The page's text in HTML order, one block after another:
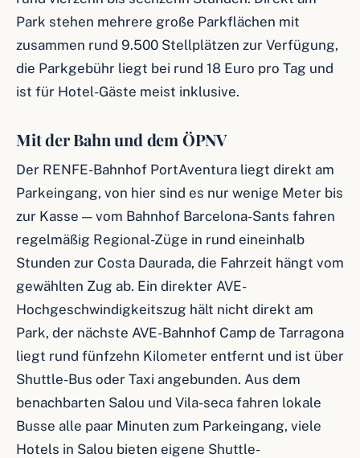
Park stehen mehrere große Parkflächen mit
zusammen rund 9.500 Stellplätzen zur Verfügung,
die Parkgebühr liegt bei rund 18 Euro pro Tag und
ist für Hotel-Gäste meist inklusive.
Mit der Bahn und dem ÖPNV
Der RENFE-Bahnhof PortAventura liegt direkt am
Parkeingang, von hier sind es nur wenige Meter bis
zur Kasse — vom Bahnhof Barcelona-Sants fahren
regelmäßig Regional-Züge in rund eineinhalb
Stunden zur Costa Daurada, die Fahrzeit hängt vom
gewählten Zug ab. Ein direkter AVE-
Hochgeschwindigkeitszug hält nicht direkt am
Park, der nächste AVE-Bahnhof Camp de Tarragona
liegt rund fünfzehn Kilometer entfernt und ist über
Shuttle-Bus oder Taxi angebunden. Aus dem
benachbarten Salou und Vila-seca fahren lokale
Busse alle paar Minuten zum Parkeingang, viele
Hotels in Salou bieten eigene Shuttle-